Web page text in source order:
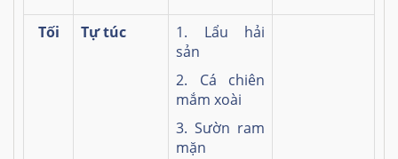
Tối Tự túc
1. Lẩu hải
sản
2. Cá chiên
mắm xoài
3. Sườn ram
mặn